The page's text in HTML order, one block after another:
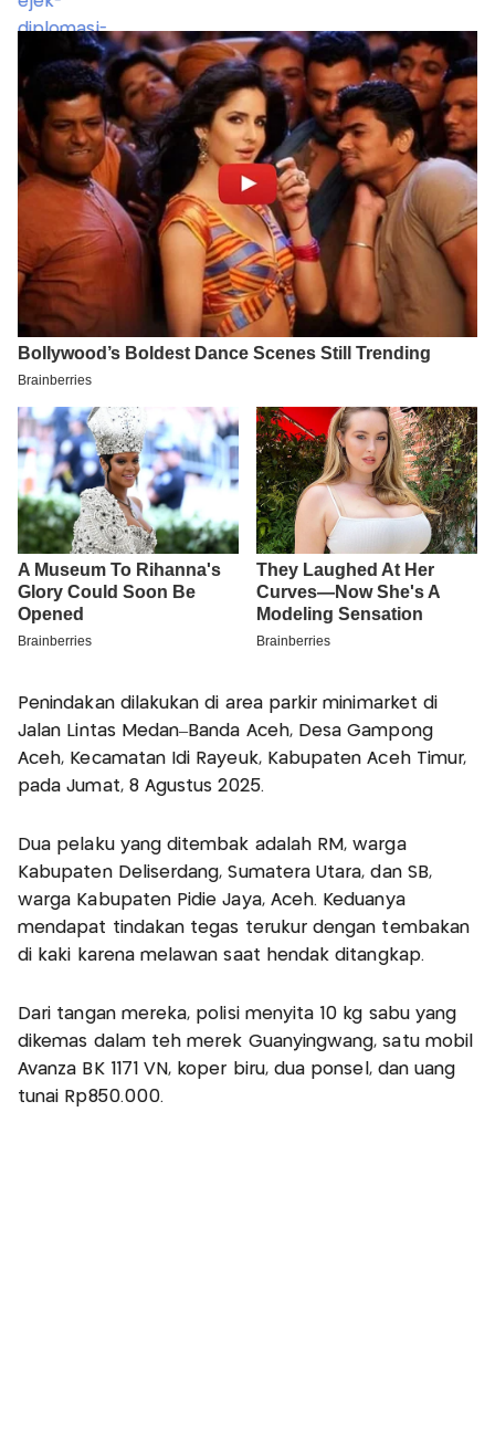
Penindakan dilakukan di area parkir minimarket di
Jalan Lintas Medan–Banda Aceh, Desa Gampong
Aceh, Kecamatan Idi Rayeuk, Kabupaten Aceh Timur,
pada Jumat, 8 Agustus 2025.
Dua pelaku yang ditembak adalah RM, warga
Kabupaten Deliserdang, Sumatera Utara, dan SB,
warga Kabupaten Pidie Jaya, Aceh. Keduanya
mendapat tindakan tegas terukur dengan tembakan
di kaki karena melawan saat hendak ditangkap.
Dari tangan mereka, polisi menyita 10 kg sabu yang
dikemas dalam teh merek Guanyingwang, satu mobil
Avanza BK 1171 VN, koper biru, dua ponsel, dan uang
tunai Rp850.000.